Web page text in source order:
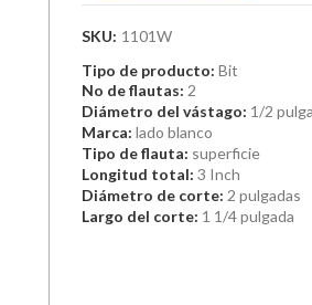
SKU: 1101W
Tipo de producto: Bit
No de flautas: 2
Diámetro del vástago: 1/2
Marca: lado blanco
Tipo de flauta: superficie
Longitud total: 3 Inch
Diámetro de corte: 2 pulgadas
Largo del corte: 1 1/4 pulgada